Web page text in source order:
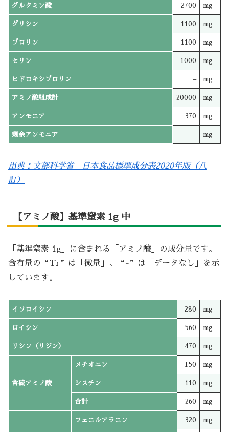
グルタミン酸 2700 mg
グリシン 1100 mg
プロリン 1100 mg
セリン 1000 mg
ヒドロキシプロリン – mg
アミノ酸組成計 20000 mg
アンモニア 370 mg
剰余アンモニア – mg
出典：文部科学省 日本食品標準成分表2020年版（八
訂）
【アミノ酸】基準窒素 1g 中
「基準窒素 1g」に含まれる「アミノ酸」の成分量です。
含有量の“Tr”は「微量」、“-”は「データなし」を示
しています。
イソロイシン 280 mg
ロイシン 560 mg
リシン（リジン） 470 mg
含硫アミノ酸
メチオニン 150 mg
シスチン 110 mg
合計 260 mg
フェニルアラニン 320 mg